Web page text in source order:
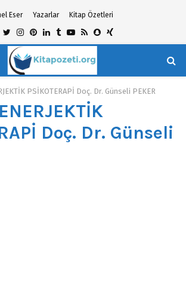
Eser Yazarlar Kitap Özetleri
TwitterInstagram
Pinterest
Linkedin
TumblrYoutube
RssSnapchat
Xing
PSİKOTERAPİ Doç. Dr. Günseli PEKER
Doç. Dr. Günseli